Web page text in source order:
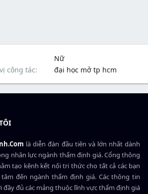
Nữ
công tác
đại học mở tp hcm
là diễn đàn đầu tiên và lớn nhất dành
nhân lực ngành thẩm định giá. Cổng thông
tạo kênh kết nối tri thức cho tất cả các bạn
đến ngành thẩm định giá. Các thông tin
đủ các mảng thuộc lĩnh vực thẩm định giá